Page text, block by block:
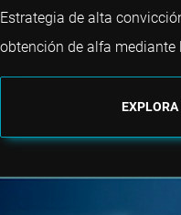
Estrategia de alta
obtención de alfa mediante